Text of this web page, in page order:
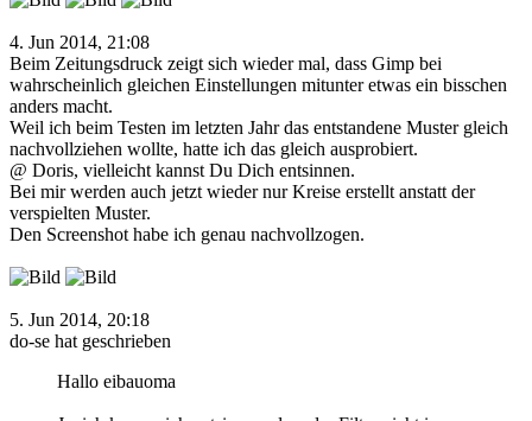
4. Jun 2014, 21:08
Beim Zeitungsdruck zeigt sich wieder mal, dass Gimp bei
wahrscheinlich gleichen Einstellungen mitunter etwas ein bisschen
anders macht.
Weil ich beim Testen im letzten Jahr das entstandene Muster gleich
nachvollziehen wollte, hatte ich das gleich ausprobiert.
@ Doris, vielleicht kannst Du Dich entsinnen.
Bei mir werden auch jetzt wieder nur Kreise erstellt anstatt der
verspielten Muster.
Den Screenshot habe ich genau nachvollzogen.
5. Jun 2014, 20:18
do-se hat geschrieben
Hallo eibauoma